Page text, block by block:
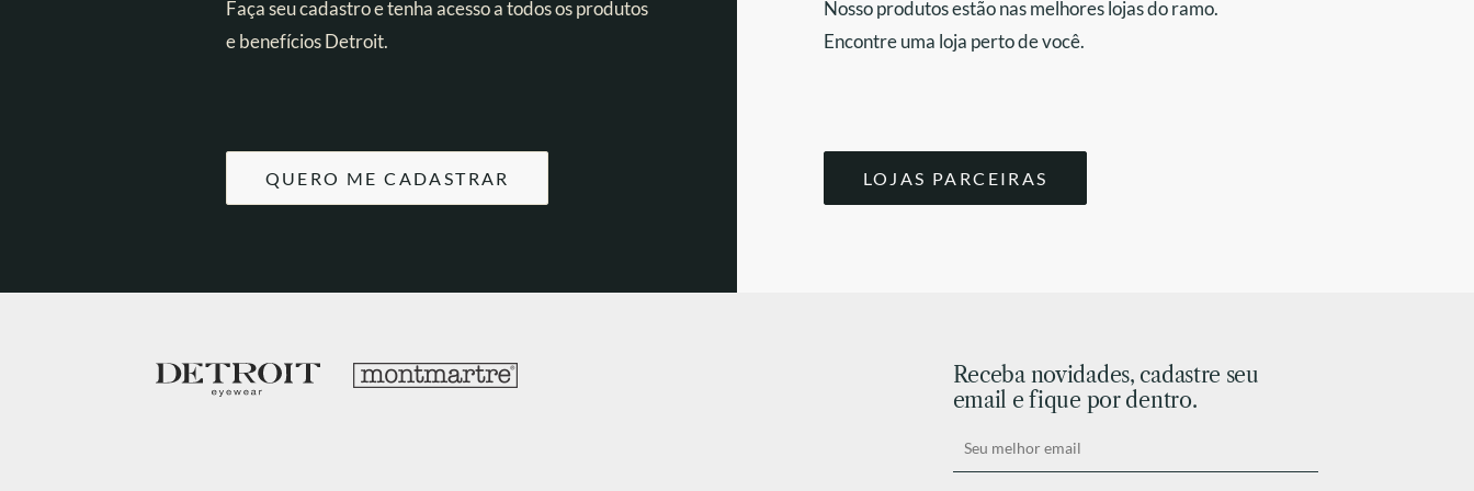
Faça seu cadastro e tenha acesso a todos os produtos
e benefícios Detroit.
QUERO ME CADASTRAR
Nosso produtos estão nas melhores lojas do ramo.
Encontre uma loja perto de você.
LOJAS PARCEIRAS
Receba novidades, cadastre seu
email e fique por dentro.